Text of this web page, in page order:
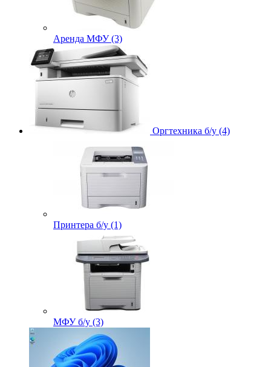
Аренда МФУ (3)
Оргтехника б/у (4)
Принтера б/у (1)
МФУ б/у (3)